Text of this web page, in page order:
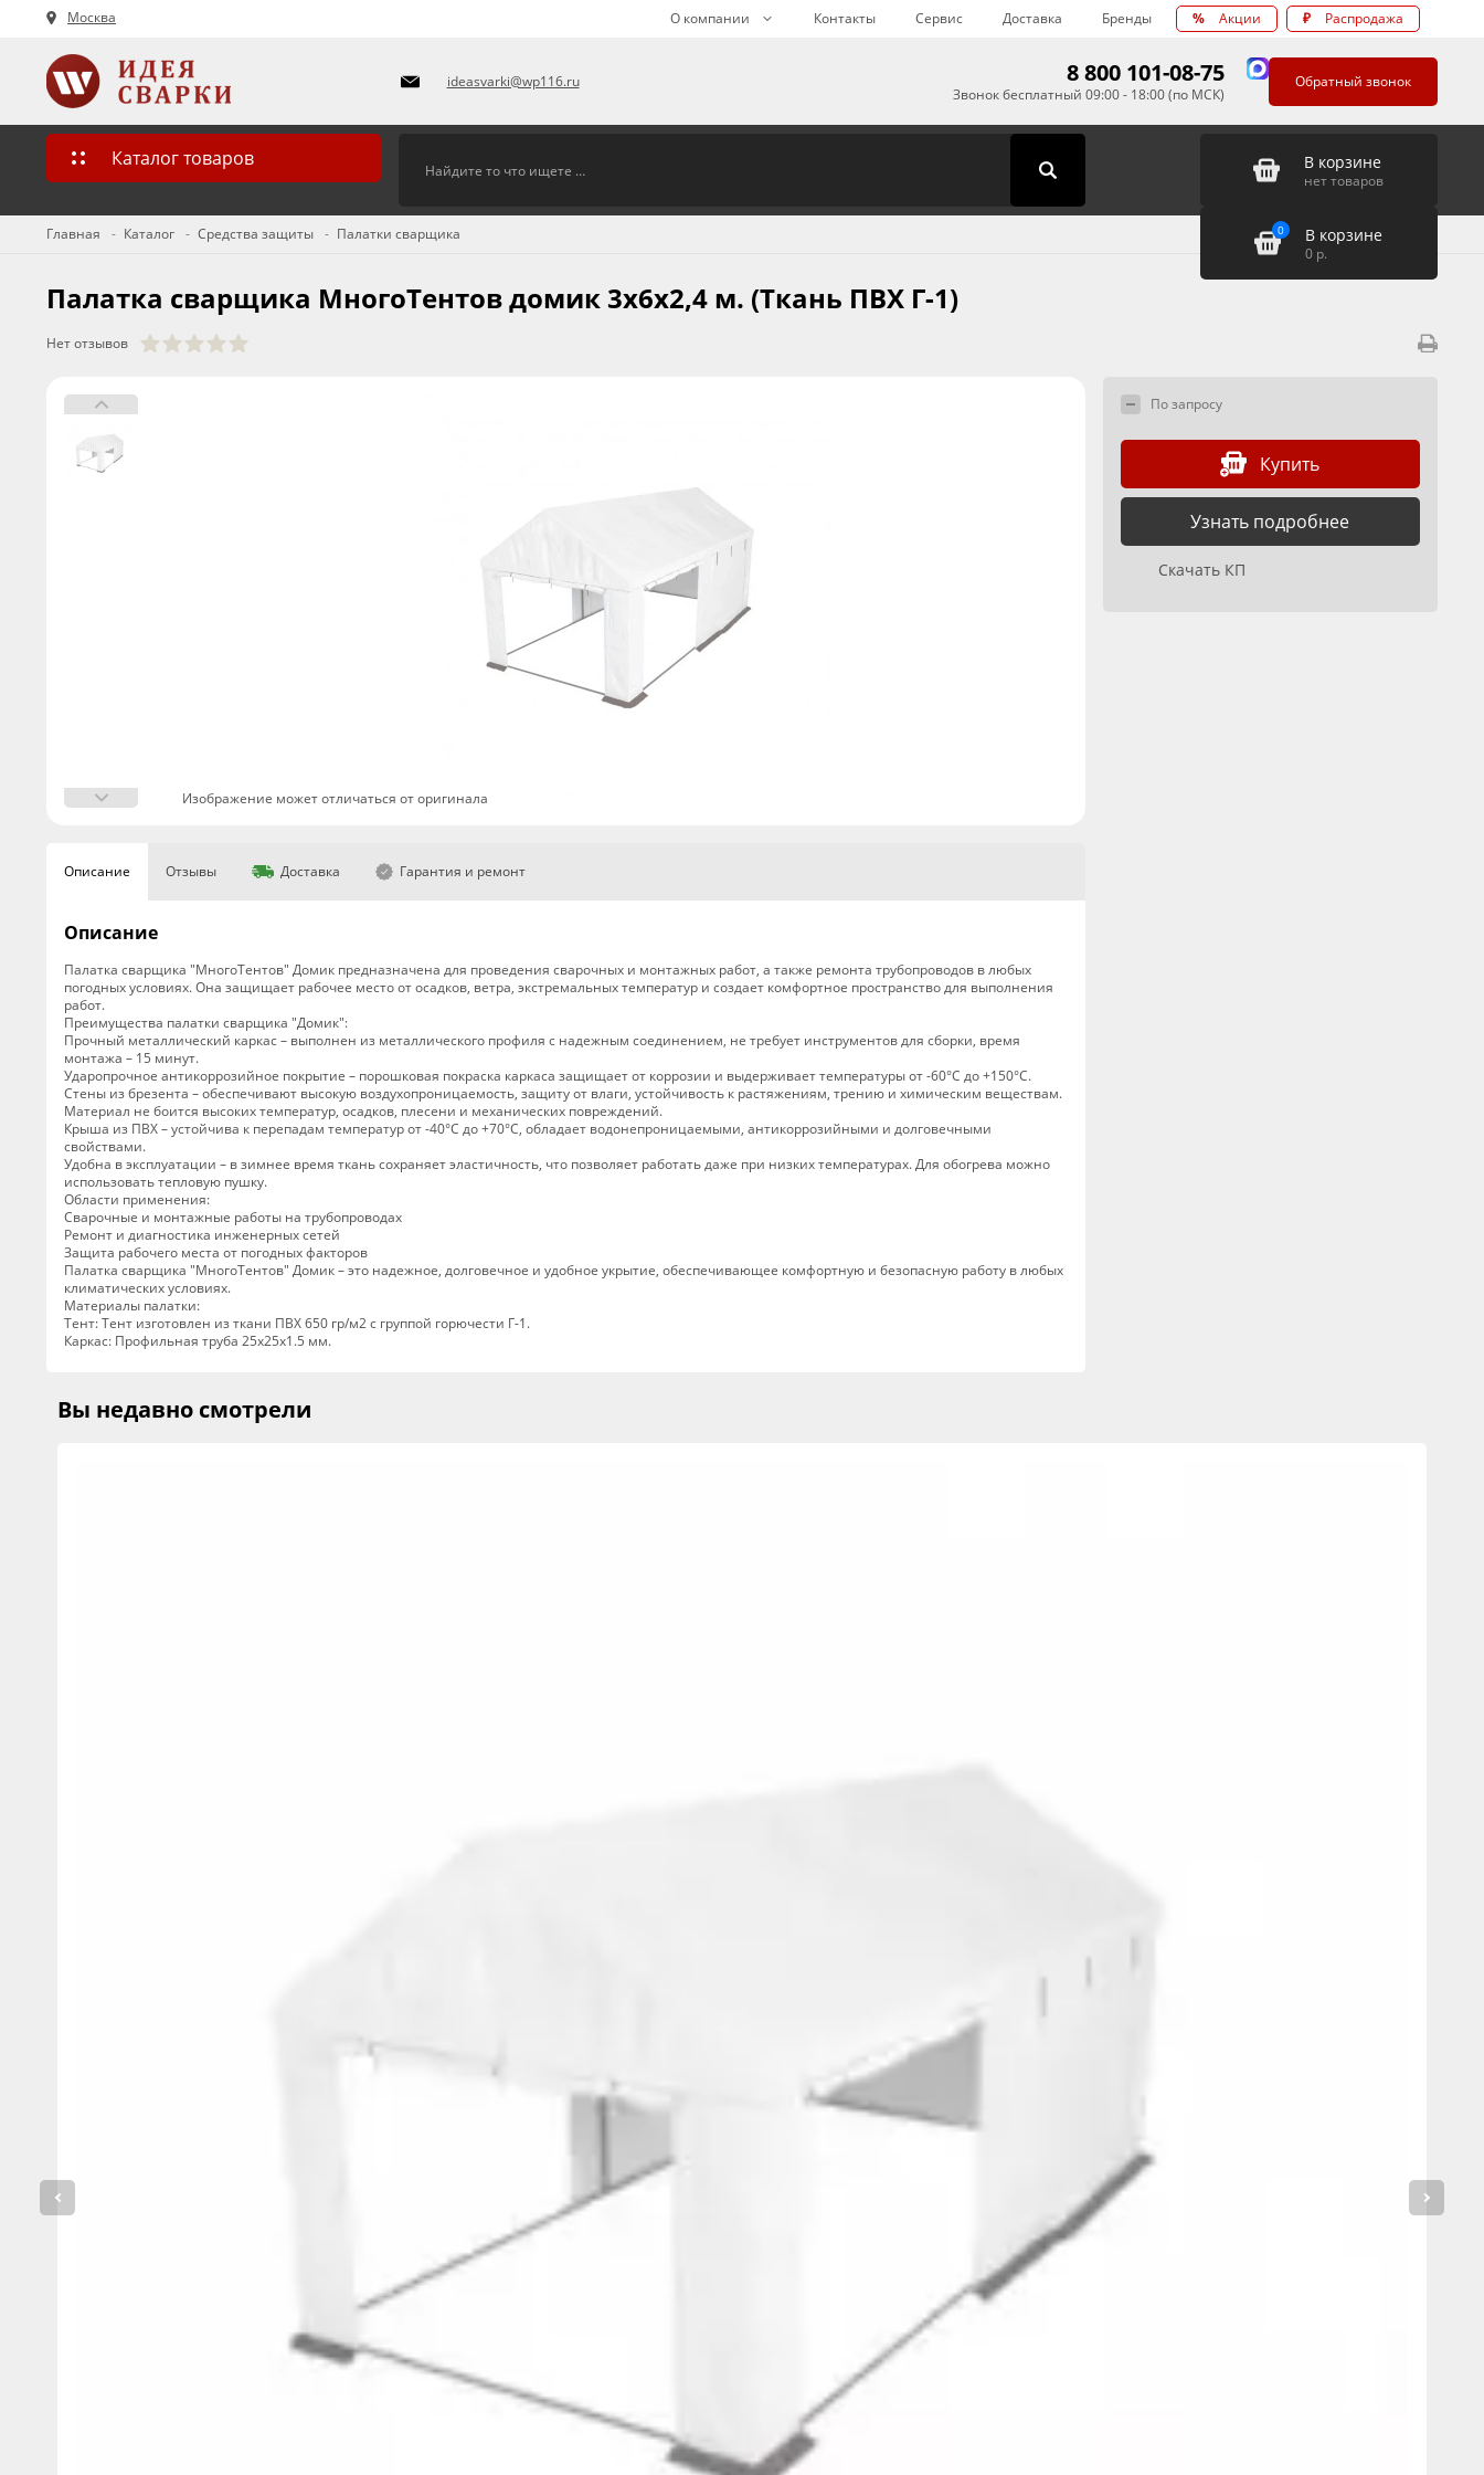
Москва О компании Контакты Сервис Доставка Бренды % Акции ₽ Распродажа
ideasvarki@wp116.ru 8 800 101-08-75
Звонок бесплатный 09:00 - 18:00 (по МСК)
Обратный звонок
Каталог товаров В корзине
нет товаров
0 В корзине
0 р.
Главная Каталог Средства защиты Палатки сварщика
Палатка сварщика МногоТентов домик 3х6х2,4 м. (Ткань ПВХ Г-1)
Нет отзывов
Изображение может отличаться от оригинала
По запросу
Купить
Узнать подробнее
Скачать КП
Описание Отзывы Доставка Гарантия и ремонт
Описание
Палатка сварщика "МногоТентов" Домик предназначена для проведения сварочных и монтажных работ, а также ремонта трубопроводов в любых
погодных условиях. Она защищает рабочее место от осадков, ветра, экстремальных температур и создает комфортное пространство для выполнения
работ.
Преимущества палатки сварщика "Домик":
Прочный металлический каркас – выполнен из металлического профиля с надежным соединением, не требует инструментов для сборки, время
монтажа – 15 минут.
Ударопрочное антикоррозийное покрытие – порошковая покраска каркаса защищает от коррозии и выдерживает температуры от -60°C до +150°C.
Стены из брезента – обеспечивают высокую воздухопроницаемость, защиту от влаги, устойчивость к растяжениям, трению и химическим веществам.
Материал не боится высоких температур, осадков, плесени и механических повреждений.
Крыша из ПВХ – устойчива к перепадам температур от -40°C до +70°C, обладает водонепроницаемыми, антикоррозийными и долговечными
свойствами.
Удобна в эксплуатации – в зимнее время ткань сохраняет эластичность, что позволяет работать даже при низких температурах. Для обогрева можно
использовать тепловую пушку.
Области применения:
Сварочные и монтажные работы на трубопроводах
Ремонт и диагностика инженерных сетей
Защита рабочего места от погодных факторов
Палатка сварщика "МногоТентов" Домик – это надежное, долговечное и удобное укрытие, обеспечивающее комфортную и безопасную работу в любых
климатических условиях.
Материалы палатки:
Тент: Тент изготовлен из ткани ПВХ 650 гр/м2 с группой горючести Г-1.
Каркас: Профильная труба 25x25x1.5 мм.
Вы недавно смотрели